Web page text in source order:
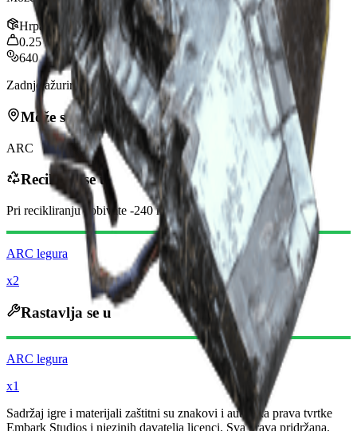
Hrpa
5
0.25kg
640
Zadnje ažuriranje: Jan 20, 2026
Može se naći u
ARC
Reciklira se u
Pri recikliranju dobivate -240 manje Raider novčića
ARC legura
x2
Rastavlja se u
ARC legura
x1
Sadržaj igre i materijali zaštitni su znakovi i autorska prava tvrtke
Embark Studios i njezinih davatelja licenci. Sva prava pridržana.